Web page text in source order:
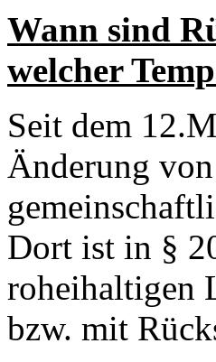
Wann sind
welcher
Seit dem
Änderung
Dort ist in §
roheihaltigen
bzw. mit